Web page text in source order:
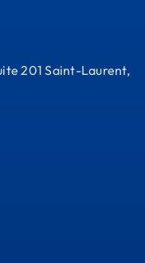
201 Saint-Laurent,